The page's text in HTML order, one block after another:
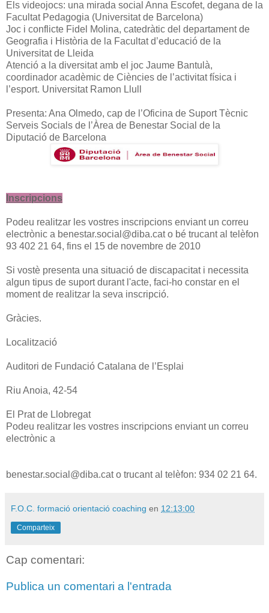
Els videojocs: una mirada social Anna Escofet, degana de la
Facultat Pedagogia (Universitat de Barcelona)
Joc i conflicte Fidel Molina, catedràtic del departament de
Geografia i Història de la Facultat d’educació de la
Universitat de Lleida
Atenció a la diversitat amb el joc Jaume Bantulà,
coordinador acadèmic de Ciències de l’activitat física i
l’esport. Universitat Ramon Llull
Presenta: Ana Olmedo, cap de l’Oficina de Suport Tècnic
Serveis Socials de l’Àrea de Benestar Social de la
Diputació de Barcelona
Inscripcions
Podeu realitzar les vostres inscripcions enviant un correu
electrònic a benestar.social@diba.cat o bé trucant al telèfon
93 402 21 64, fins el 15 de novembre de 2010
Si vostè presenta una situació de discapacitat i necessita
algun tipus de suport durant l'acte, faci-ho constar en el
moment de realitzar la seva inscripció.
Gràcies.
Localització
Auditori de Fundació Catalana de l’Esplai
Riu Anoia, 42-54
El Prat de Llobregat
Podeu realitzar les vostres inscripcions enviant un correu
electrònic a
benestar.social@diba.cat o trucant al telèfon: 934 02 21 64.
F.O.C. formació orientació coaching en 12:13:00
Comparteix
Cap comentari:
Publica un comentari a l'entrada